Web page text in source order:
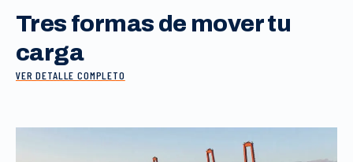
Tres formas de mover tu
carga
VER DETALLE COMPLETO